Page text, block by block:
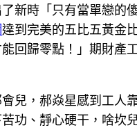
新時「只有當單戀的
達到完美的五比五黃金
回歸零點！」期財產
兒，郝焱星感到工人
功、靜心硬干，啥坎